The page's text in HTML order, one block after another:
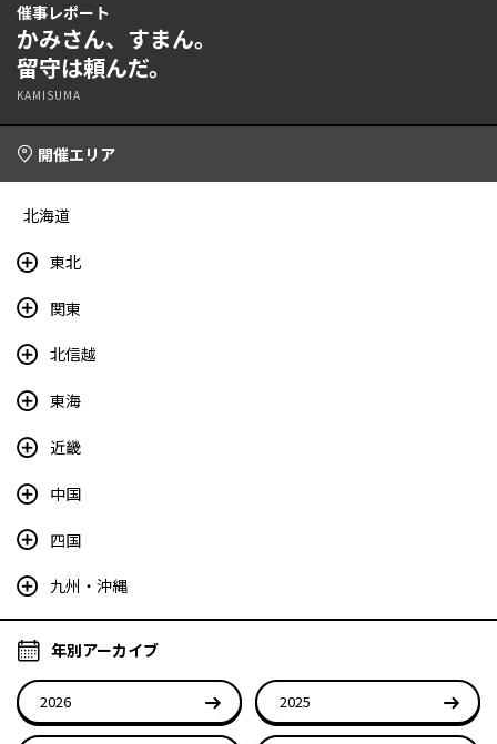
催事レポート
かみさん、すまん。
留守は頼んだ。
KAMISUMA
開催エリア
北海道
東北
関東
北信越
東海
近畿
中国
四国
九州・沖縄
年別アーカイブ
2026 2025